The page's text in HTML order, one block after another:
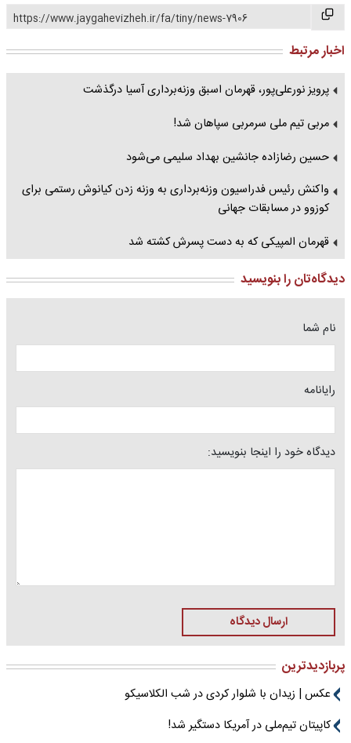
https://www.jaygahevizheh.ir/fa/tiny/news-7906
اخبار مرتبط
پرویز نورعلی‌پور، قهرمان اسبق وزنه‌برداری آسیا درگذشت
مربی تیم ملی سرمربی سپاهان شد!
حسین رضازاده جانشین بهداد سلیمی می‌شود
واکنش رئیس فدراسیون وزنه‌برداری به وزنه زدن کیانوش رستمی برای
کوزوو در مسابقات جهانی
قهرمان المپیکی که به دست پسرش کشته شد
دیدگاه‌تان را بنویسید
نام شما
رایانامه
دیدگاه خود را اینجا بنویسید:
ارسال دیدگاه
پربازدیدترین
عکس | زیدان با شلوار کردی در شب الکلاسیکو
کاپیتان تیم‌ملی در آمریکا دستگیر شد!